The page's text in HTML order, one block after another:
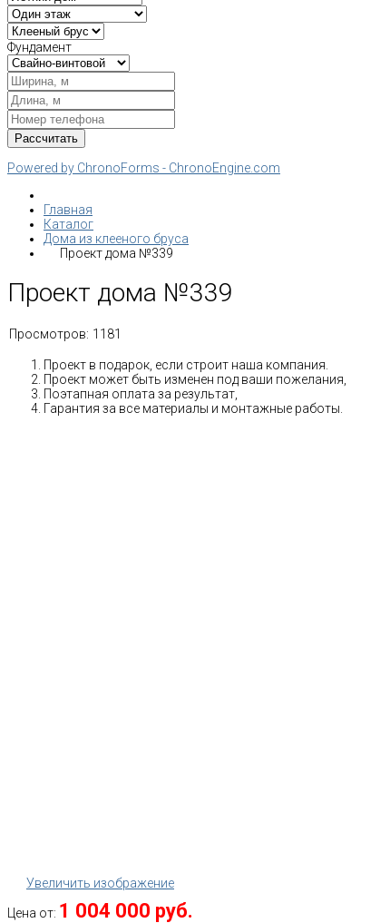
Фундамент
Powered by ChronoForms - ChronoEngine.com
Главная
Каталог
Дома из клееного бруса
Проект дома №339
Проект дома №339
Просмотров: 1181
Проект в подарок, если строит наша компания.
Проект может быть изменен под ваши пожелания,
Поэтапная оплата за результат,
Гарантия за все материалы и монтажные работы.
Увеличить изображение
Цена от: 1 004 000 руб.